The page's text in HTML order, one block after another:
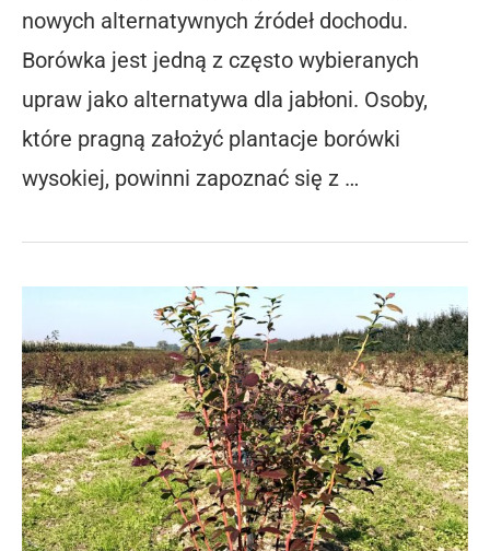
nowych alternatywnych źródeł dochodu.
Borówka jest jedną z często wybieranych
upraw jako alternatywa dla jabłoni. Osoby,
które pragną założyć plantacje borówki
wysokiej, powinni zapoznać się z …